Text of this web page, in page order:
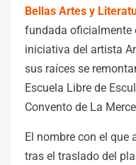
Bellas Artes y
fundada oficialmente
iniciativa del artista
sus raíces se
Escuela Libre de
Convento de La
El nombre con el que
tras el traslado del